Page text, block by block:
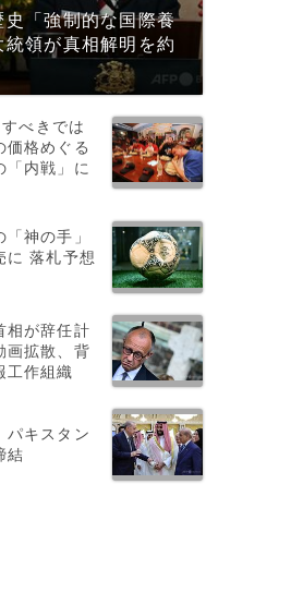
史「強制的な国際養
領が真相解明を約
すべきでは
価格めぐる
「内戦」に
神の手」
に 落札予想
相が辞任計
画拡散、背
工作組織
パキスタン
結